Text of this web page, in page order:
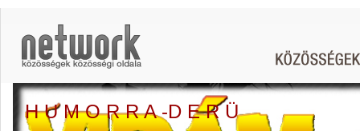
H U M O R R A -D E R Ü